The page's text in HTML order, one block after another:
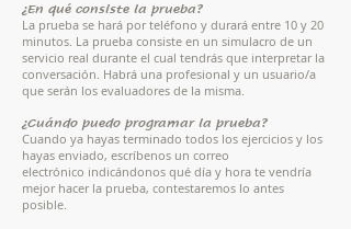
¿En qué consiste la prueba?
La prueba se hará por teléfono y durará entre 10 y 20
minutos. La prueba consiste en un simulacro de un
servicio real durante el cual tendrás que interpretar la
conversación. Habrá una profesional y un usuario/a
que serán los evaluadores de la misma.
¿Cuándo puedo programar la prueba?
Cuando ya hayas terminado todos los ejercicios y los
hayas enviado, escríbenos un correo
electrónico indicándonos qué día y hora te vendría
mejor hacer la prueba, contestaremos lo antes
posible.